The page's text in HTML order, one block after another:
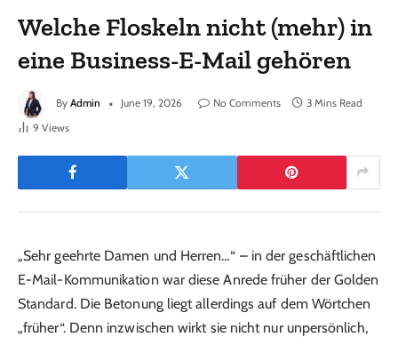
Welche Floskeln nicht (mehr) in
eine Business-E-Mail gehören
By Admin June 19, 2026 No Comments
3 Mins Read
9 Views
„Sehr geehrte Damen und Herren…“ – in der geschäftlichen
E-Mail-Kommunikation war diese Anrede früher der Golden
Standard. Die Betonung liegt allerdings auf dem Wörtchen
„früher“. Denn inzwischen wirkt sie nicht nur unpersönlich,